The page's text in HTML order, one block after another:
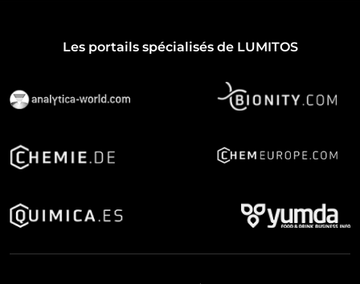
Les portails spécialisés de LUMITOS